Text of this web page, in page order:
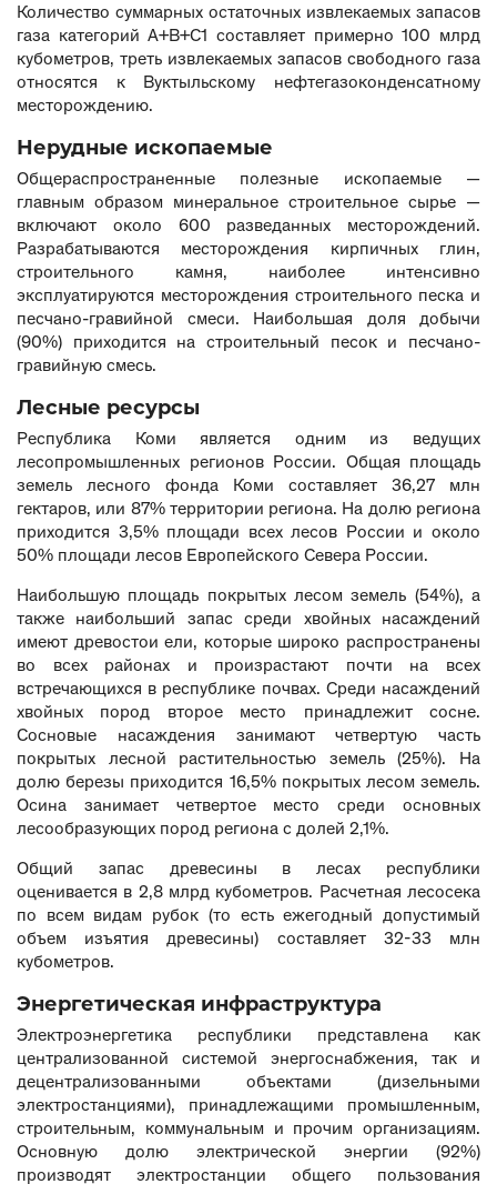
Количество суммарных остаточных извлекаемых запасов
газа категорий А+В+С1 составляет примерно 100 млрд
кубометров, треть извлекаемых запасов свободного газа
относятся к Вуктыльскому нефтегазоконденсатному
месторождению.
Нерудные ископаемые
Общераспространенные полезные ископаемые —
главным образом минеральное строительное сырье —
включают около 600 разведанных месторождений.
Разрабатываются месторождения кирпичных глин,
строительного камня, наиболее интенсивно
эксплуатируются месторождения строительного песка и
песчано-гравийной смеси. Наибольшая доля добычи
(90%) приходится на строительный песок и песчано-
гравийную смесь.
Лесные ресурсы
Республика Коми является одним из ведущих
лесопромышленных регионов России. Общая площадь
земель лесного фонда Коми составляет 36,27 млн
гектаров, или 87% территории региона. На долю региона
приходится 3,5% площади всех лесов России и около
50% площади лесов Европейского Севера России.
Наибольшую площадь покрытых лесом земель (54%), а
также наибольший запас среди хвойных насаждений
имеют древостои ели, которые широко распространены
во всех районах и произрастают почти на всех
встречающихся в республике почвах. Среди насаждений
хвойных пород второе место принадлежит сосне.
Сосновые насаждения занимают четвертую часть
покрытых лесной растительностью земель (25%). На
долю березы приходится 16,5% покрытых лесом земель.
Осина занимает четвертое место среди основных
лесообразующих пород региона с долей 2,1%.
Общий запас древесины в лесах республики
оценивается в 2,8 млрд кубометров. Расчетная лесосека
по всем видам рубок (то есть ежегодный допустимый
объем изъятия древесины) составляет 32-33 млн
кубометров.
Энергетическая инфраструктура
Электроэнергетика республики представлена как
централизованной системой энергоснабжения, так и
децентрализованными объектами (дизельными
электростанциями), принадлежащими промышленным,
строительным, коммунальным и прочим организациям.
Основную долю электрической энергии (92%)
производят электростанции общего пользования